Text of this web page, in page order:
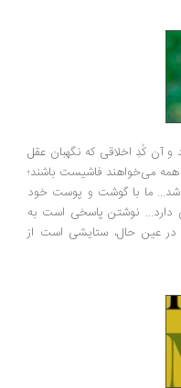
اخلاقی که نگهبان عقل
فاشیست باشند؛
با گوشت و پوست خود
نوشتن پاسخی است به
حال، ستایشی است از